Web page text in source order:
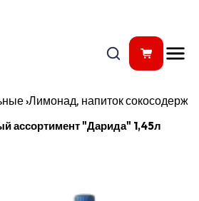
›Лимонад, напиток
ассортимент "Дарида" 1,45л